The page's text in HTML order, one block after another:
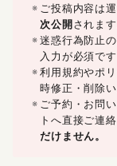
ご投稿内容は
次公開 されます
迷惑行為防止
入力が必須で
利用規約やポ
時修正・削除い
ご予約・お問
トへ直接ご連
だけません。